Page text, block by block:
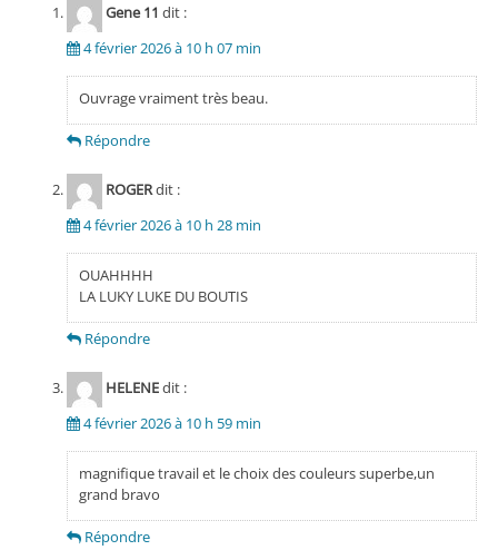
Gene 11 dit :
4 février 2026 à 10 h 07 min
Ouvrage vraiment très beau.
Répondre
ROGERdit :
4 février 2026 à 10 h 28 min
OUAHHHH
LA LUKY LUKE DU BOUTIS
Répondre
HELENEdit :
4 février 2026 à 10 h 59 min
magnifique travail et le choix des couleurs superbe,un
grand bravo
Répondre